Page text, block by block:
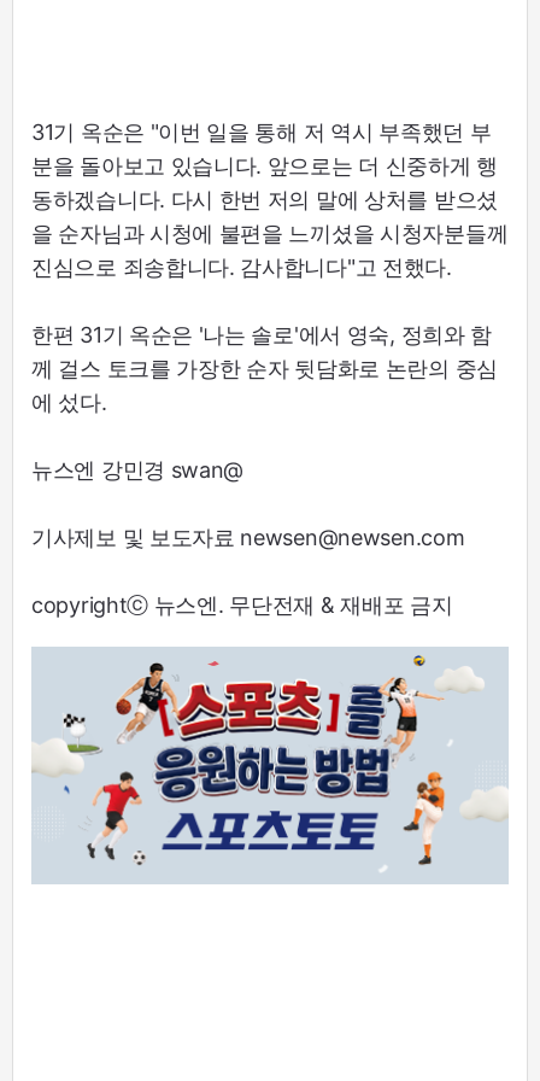
31기 옥순은 "이번 일을 통해 저 역시 부족했던 부
분을 돌아보고 있습니다. 앞으로는 더 신중하게 행
동하겠습니다. 다시 한번 저의 말에 상처를 받으셨
을 순자님과 시청에 불편을 느끼셨을 시청자분들께
진심으로 죄송합니다. 감사합니다"고 전했다.
한편 31기 옥순은 '나는 솔로'에서 영숙, 정희와 함
께 걸스 토크를 가장한 순자 뒷담화로 논란의 중심
에 섰다.
뉴스엔 강민경 swan@
기사제보 및 보도자료 newsen@newsen.com
copyrightⓒ 뉴스엔. 무단전재 & 재배포 금지